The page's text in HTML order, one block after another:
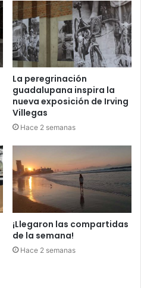
La peregrinación
guadalupana inspira la
nueva exposición de Irving
Villegas
Hace 2 semanas
¡Llegaron las compartidas
de la semana!
Hace 2 semanas